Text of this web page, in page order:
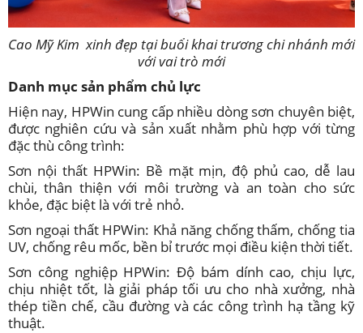
Cao Mỹ Kim xinh đẹp tại buổi khai trương chi nhánh mới
với vai trò mới
Danh mục sản phẩm chủ lực
Hiện nay, HPWin cung cấp nhiều dòng sơn chuyên biệt,
được nghiên cứu và sản xuất nhằm phù hợp với từng
đặc thù công trình:
Sơn nội thất HPWin: Bề mặt mịn, độ phủ cao, dễ lau
chùi, thân thiện với môi trường và an toàn cho sức
khỏe, đặc biệt là với trẻ nhỏ.
Sơn ngoại thất HPWin: Khả năng chống thấm, chống tia
UV, chống rêu mốc, bền bỉ trước mọi điều kiện thời tiết.
Sơn công nghiệp HPWin: Độ bám dính cao, chịu lực,
chịu nhiệt tốt, là giải pháp tối ưu cho nhà xưởng, nhà
thép tiền chế, cầu đường và các công trình hạ tầng kỹ
thuật.